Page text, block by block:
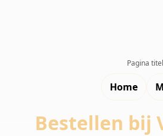
Pagina
Home
Bestellen bij